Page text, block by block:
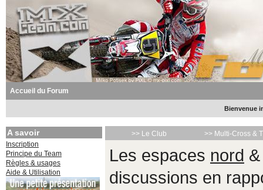
Accueil du Forum
Bienvenue
A savoir
Inscription
Principe du Team
Règles & usages
Aide & Utilisation
>> Le Club >> Multi-Cross &
Les espaces nord
discussions en